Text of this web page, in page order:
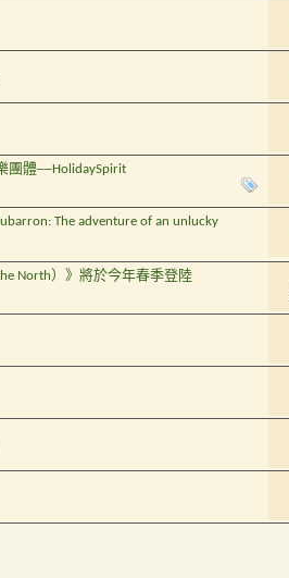
團體──HolidaySpirit
The adventure of an unlucky
North）》將於今年春季登陸